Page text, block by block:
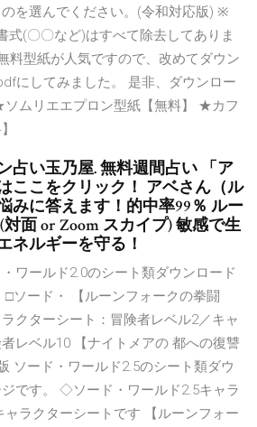
を選んでください。(令和対応版) ※
式(〇〇など)はすべて除去してありま
料型紙が人気ですので、改めてダウン
にしてみました。 是非、ダウンロー
ソムリエエプロン型紙【無料】 ★カフ
占い玉乃屋. 無料週間占い 「ア
ここをクリック！ アベさん（ル
みに答えます！的中率99％ ルー
面 or Zoom スカイプ) 敏感で生
ネルギーを守る！
ワールド2.0のシート類ダウンロード
ソード・ 【ルーンフォークの拳闘
クターシート：冒険者レベル2／キャ
レベル10 【ナイトメアの 都への復讐
ソード・ワールド2.5のシート類ダウ
です。 ◇ソード・ワールド2.5キャラ
ャラクターシートです 【ルーンフォー